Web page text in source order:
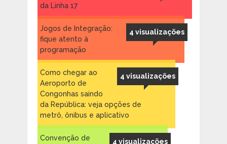
da Linha 17
4 visualizações
Jogos de Integração:
fique atento à
programação
4 visualizações
Como chegar ao
Aeroporto de
Congonhas saindo
da República: veja opções de
metrô, ônibus e aplicativo
4 visualizações
Convenção de